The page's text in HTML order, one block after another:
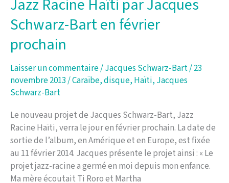
à
l’Opéra
Lyon
Jazz Racine Haïti par Jacques
Schwarz-Bart en février
prochain
Laisser un commentaire/Jacques Schwarz-Bart/23
novembre 2013/Caraïbe,disque, Haïti, Jacques
Schwarz-Bart
Le nouveau projet de Jacques Schwarz-Bart, Jazz
Racine Haïti, verra le jour en février prochain. La date de
sortie de l’album, en Amérique et en Europe, est fixée
au 11 février 2014. Jacques présente le projet ainsi : « Le
projet jazz-racine a germé en moi depuis mon enfance.
Ma mère écoutait Ti Roro et Martha